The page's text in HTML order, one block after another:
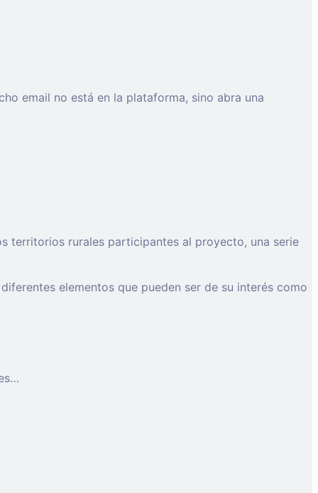
email no está en la plataforma, sino abra una
territorios rurales participantes al proyecto, una serie
elementos que pueden ser de su interés como